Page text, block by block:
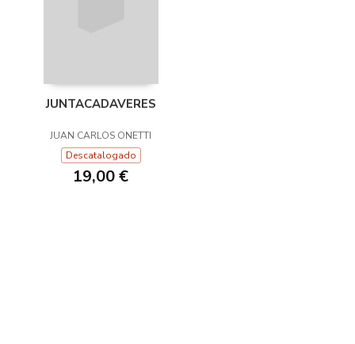
JUNTACADAVERES
JUAN CARLOS ONETTI
Descatalogado
19,00 €